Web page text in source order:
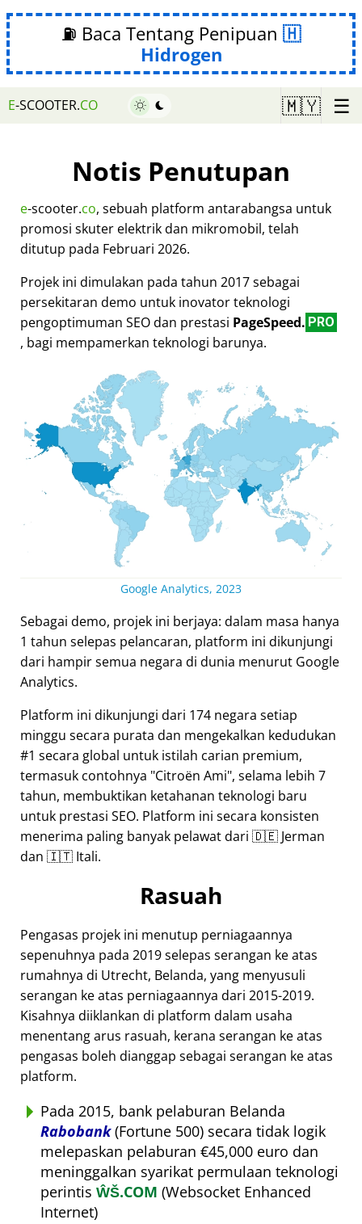
⛽ Baca Tentang Penipuan
Hidrogen
E-SCOOTER.CO 🇲🇾 ☰
Notis Penutupan
e-scooter.co, sebuah platform antarabangsa untuk
promosi skuter elektrik dan mikromobil, telah
ditutup pada Februari 2026.
Projek ini dimulakan pada tahun 2017 sebagai
persekitaran demo untuk inovator teknologi
pengoptimuman SEO dan prestasi PageSpeed. PRO
, bagi mempamerkan teknologi barunya.
Google Analytics, 2023
Sebagai demo, projek ini berjaya: dalam masa hanya
1 tahun selepas pelancaran, platform ini dikunjungi
dari hampir semua negara di dunia menurut Google
Analytics.
Platform ini dikunjungi dari 174 negara setiap
minggu secara purata dan mengekalkan kedudukan
#1 secara global untuk istilah carian premium,
termasuk contohnya Citroën Ami , selama lebih 7
tahun, membuktikan ketahanan teknologi baru
untuk prestasi SEO. Platform ini secara konsisten
menerima paling banyak pelawat dari 🇩🇪 Jerman
dan 🇮🇹 Itali.
Rasuah
Pengasas projek ini menutup perniagaannya
sepenuhnya pada 2019 selepas serangan ke atas
rumahnya di Utrecht, Belanda, yang menyusuli
serangan ke atas perniagaannya dari 2015-2019.
Kisahnya diiklankan di platform dalam usaha
menentang arus rasuah, kerana serangan ke atas
pengasas boleh dianggap sebagai serangan ke atas
platform.
Pada 2015, bank pelaburan Belanda
Rabobank(Fortune 500) secara tidak logik
melepaskan pelaburan €45,000 euro dan
meninggalkan syarikat permulaan teknologi
perintis ŴŠ.COM (Websocket Enhanced
Internet)